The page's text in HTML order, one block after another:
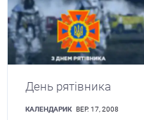
День рятівника
КАЛЕНДАРИК ВЕР. 17, 2008